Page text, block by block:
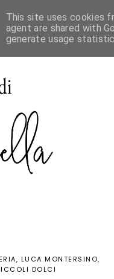
LUCA MONTERSINO
DOLCI
This site uses cookies
agent are shared with
generate usage